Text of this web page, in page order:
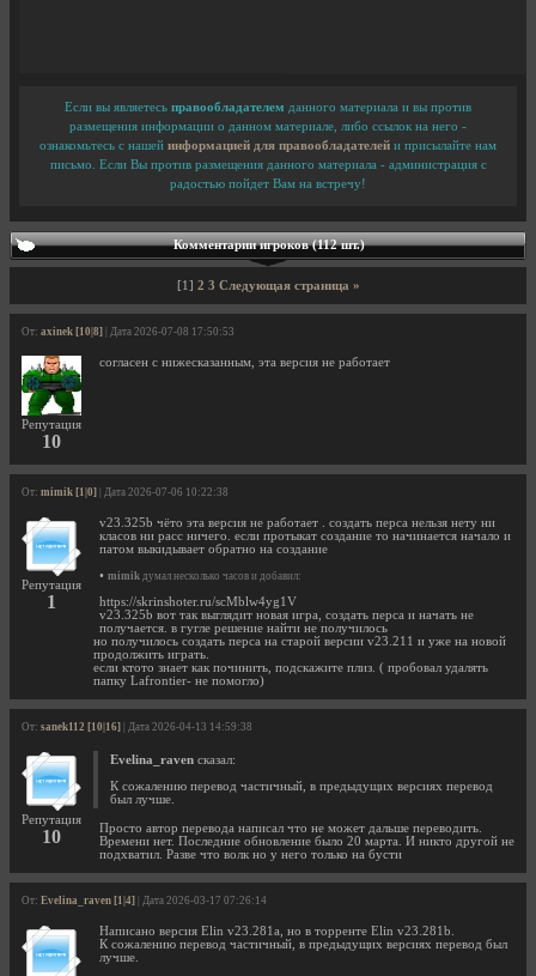
Если вы являетесь правообладателем данного материала и вы против
размещения информации о данном материале, либо ссылок на него -
ознакомьтесь с нашей информацией для правообладателей и присылайте нам
письмо. Если Вы против размещения данного материала - администрация с
радостью пойдет Вам на встречу!
Комментарии игроков (112 шт.)
[1] 2 3 Следующая страница »
От: axinek [10|8] | Дата 2026-07-08 17:50:53
Репутация
10
согласен с нижесказанным, эта версия не работает
От: mimik [1|0] | Дата 2026-07-06 10:22:38
Репутация
1
v23.325b чёто эта версия не работает . создать перса нельзя нету ни
класов ни расс ничего. если протыкат создание то начинается начало и
патом выкидывает обратно на создание
• mimik думал несколько часов и добавил:
https://skrinshoter.ru/scMblw4yg1V
v23.325b вот так выглядит новая игра, создать перса и начать не
получается. в гугле решение найти не получилось
но получилось создать перса на старой версии v23.211 и уже на новой
продолжить играть.
если ктото знает как починить, подскажите плиз. ( пробовал удалять
папку Lafrontier- не помогло)
От: sanek112 [10|16] | Дата 2026-04-13 14:59:38
Репутация
10
Evelina_raven сказал:
К сожалению перевод частичный, в предыдущих версиях перевод
был лучше.
Просто автор перевода написал что не может дальше переводить.
Времени нет. Последние обновление было 20 марта. И никто другой не
подхватил. Разве что волк но у него только на бусти
От: Evelina_raven [1|4] | Дата 2026-03-17 07:26:14
Написано версия Elin v23.281a, но в торренте Elin v23.281b.
К сожалению перевод частичный, в предыдущих версиях перевод был
лучше.